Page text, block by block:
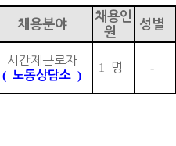
채용분야
채용인
원
성별
시간제근로자
( 노동상담소 )
1 명 -